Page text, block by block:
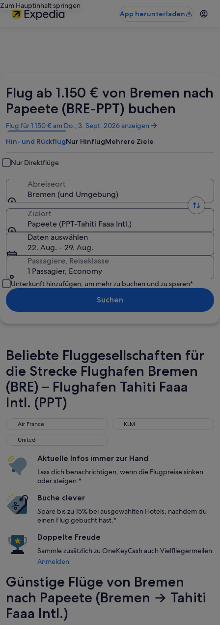
Zum Hauptinhalt springen
App herunterladen
Flug ab 1.150 € von Bremen nach
Papeete (BRE-PPT) buchen
Flug für 1.150 € am Do., 3. Sept. 2026 anzeigen
Wird
in
einem
Fenster
geöffnet
Hin- und RückflugNur HinflugMehrere Ziele
Nur Direktflüge
Abreiseort
Bremen (und Umgebung)
Zielort
Papeete (PPT-Tahiti Faaa Intl.)
Daten auswählen
22. Aug. - 29. Aug.
Passagiere, Reiseklasse
1 Passagier, Economy
Unterkunft hinzufügen, um mehr zu buchen und zu sparen*
Suchen
Beliebte Fluggesellschaften für
die Strecke Flughafen Bremen
(BRE) – Flughafen Tahiti Faaa
Intl. (PPT)
Air France
Air France KLM
KLM
United
United
Aktuelle Infos immer zur Hand
Lass dich benachrichtigen, wenn die Flugpreise sinken
oder steigen.*
Buche clever
Spare bis zu 15% bei ausgewählten Hotels, nachdem du
einen Flug gebucht hast.*
Doppelte Freude
Sammle zusätzlich zu OneKeyCash auch Vielfliegermeilen.
Anmelden
Günstige Flüge von Bremen
nach Papeete (Bremen → Tahiti
Faaa Intl.)